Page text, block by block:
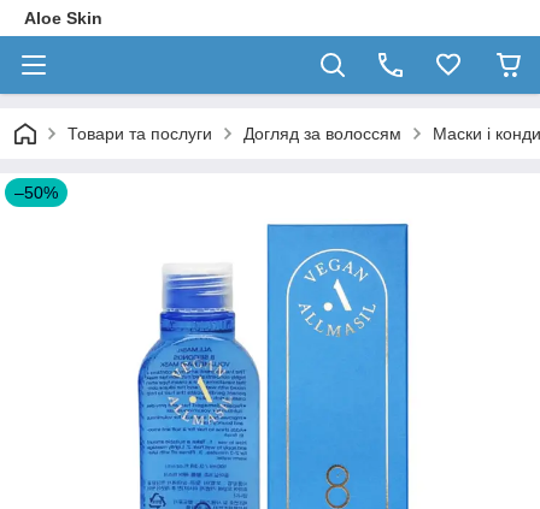
Aloe Skin
Товари та послуги Догляд за волоссям Маски і
–50%